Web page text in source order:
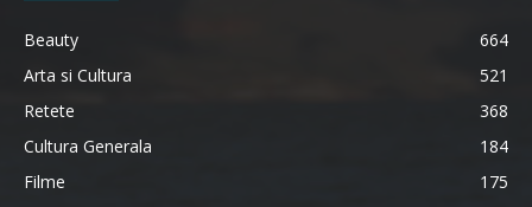
Beauty
664
Arta si Cultura
521
Retete
368
Cultura Generala
184
Filme
175